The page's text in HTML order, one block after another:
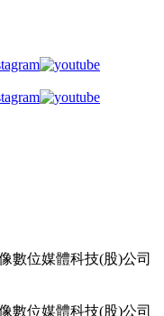
數位媒體科技(股)公司
數位媒體科技(股)公司